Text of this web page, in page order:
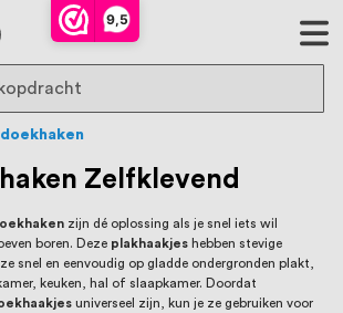
9,5
een écht familiebedrijf met
ervaring in RVS producten
en buitenhuis, waaronder
deurbeslag,
en bouwbeslag. In onze
je het grootste assortiment
en België, met meer dan
RVS artikelen
Zelfklevend
zijn dé oplossing als je snel iets wil
boren. Deze plakhaakjes hebben stevige
snel en eenvoudig op gladde ondergronden plakt,
keuken, hal of slaapkamer. Doordat
universeel zijn, kun je ze gebruiken voor